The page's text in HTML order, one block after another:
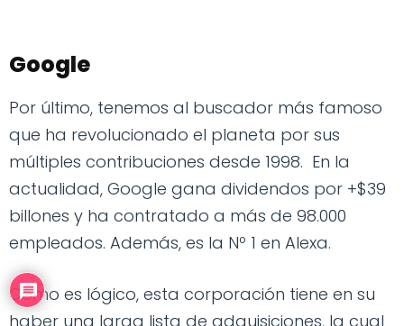
Google
Por último, tenemos al buscador más famoso
que ha revolucionado el planeta por sus
múltiples contribuciones desde 1998. En la
actualidad, Google gana dividendos por +$39
billones y ha contratado a más de 98.000
empleados. Además, es la Nº 1 en Alexa.
Como es lógico, esta corporación tiene en su
haber una larga lista de adquisiciones, la cual